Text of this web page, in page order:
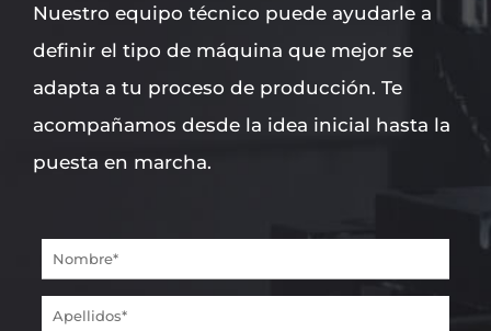
Nuestro equipo técnico puede ayudarle a
definir el tipo de máquina que mejor se
adapta a tu proceso de producción. Te
acompañamos desde la idea inicial hasta la
puesta en marcha.